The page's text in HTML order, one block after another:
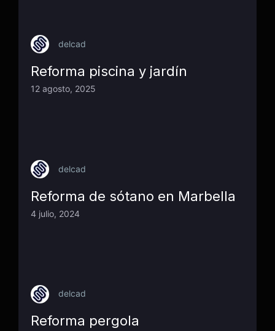
delcad
Reforma piscina y jardín
12 agosto, 2025
delcad
Reforma de sótano en Marbella
4 julio, 2024
delcad
Reforma pergola